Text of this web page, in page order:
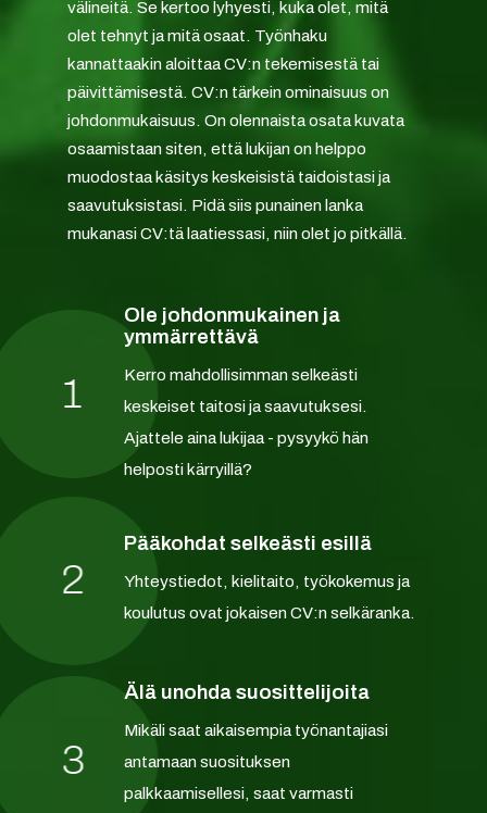
välineitä. Se kertoo lyhyesti, kuka olet, mitä
olet tehnyt ja mitä osaat. Työnhaku
kannattaakin aloittaa CV:n tekemisestä tai
päivittämisestä. CV:n tärkein ominaisuus on
johdonmukaisuus. On olennaista osata kuvata
osaamistaan siten, että lukijan on helppo
muodostaa käsitys keskeisistä taidoistasi ja
saavutuksistasi. Pidä siis punainen lanka
mukanasi CV:tä laatiessasi, niin olet jo pitkällä.
1
Ole johdonmukainen ja
ymmärrettävä
Kerro mahdollisimman selkeästi
keskeiset taitosi ja saavutuksesi.
Ajattele aina lukijaa - pysyykö hän
helposti kärryillä?
2
Pääkohdat selkeästi esillä
Yhteystiedot, kielitaito, työkokemus ja
koulutus ovat jokaisen CV:n selkäranka.
3
Älä unohda suosittelijoita
Mikäli saat aikaisempia työnantajiasi
antamaan suosituksen
palkkaamisellesi, saat varmasti